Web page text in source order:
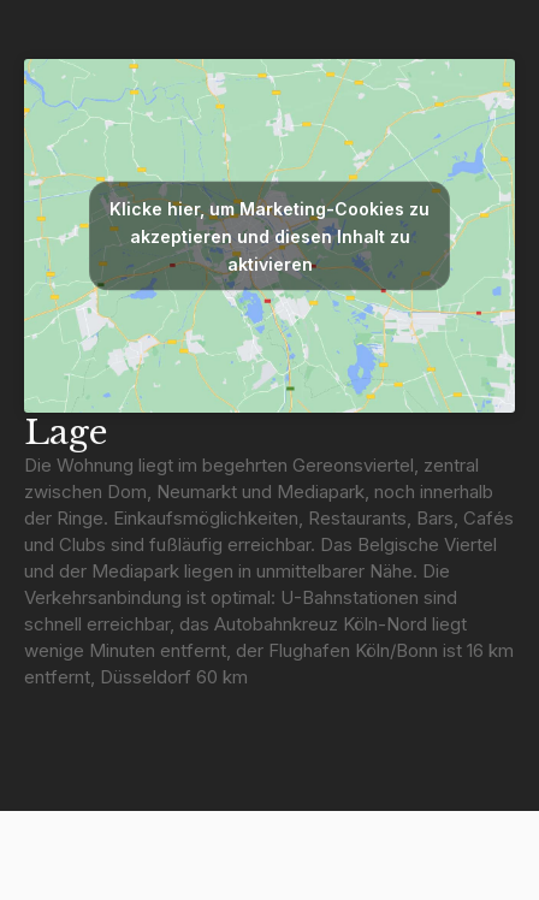
Klicke hier, um Marketing-Cookies zu
akzeptieren und diesen Inhalt zu
aktivieren
Lage
Die Wohnung liegt im begehrten Gereonsviertel, zentral
zwischen Dom, Neumarkt und Mediapark, noch innerhalb
der Ringe. Einkaufsmöglichkeiten, Restaurants, Bars, Cafés
und Clubs sind fußläufig erreichbar. Das Belgische Viertel
und der Mediapark liegen in unmittelbarer Nähe. Die
Verkehrsanbindung ist optimal: U-Bahnstationen sind
schnell erreichbar, das Autobahnkreuz Köln-Nord liegt
wenige Minuten entfernt, der Flughafen Köln/Bonn ist 16 km
entfernt, Düsseldorf 60 km